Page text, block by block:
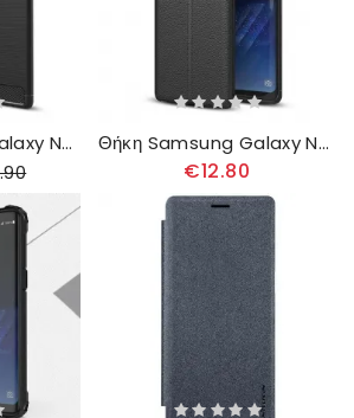
Θήκη Samsung Galaxy Note 8 Βουρτσισμένο Ανθρακόνημα Θήκη Samsung Galaxy Note 8 Δερμάτινο Εφέ Litchi Double Line
€12.80